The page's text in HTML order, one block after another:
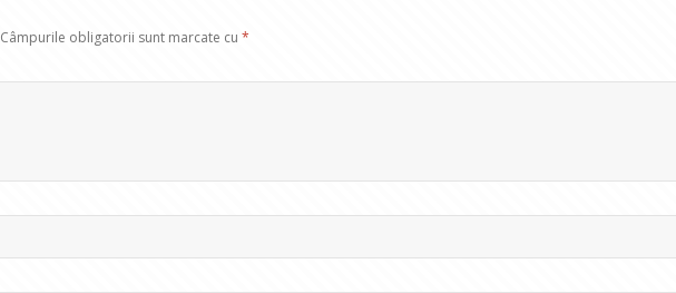
Câmpurile obligatorii sunt marcate cu*